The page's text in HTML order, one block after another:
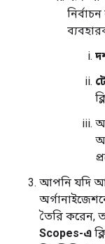
আপনি যদি
তৈরি করেন,
Scopes-এ